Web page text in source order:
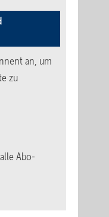
an, um
zu
Abo-